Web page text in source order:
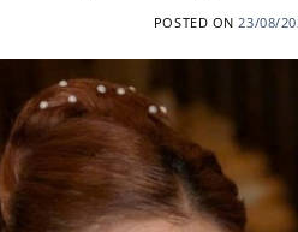
POSTED ON 23/08/